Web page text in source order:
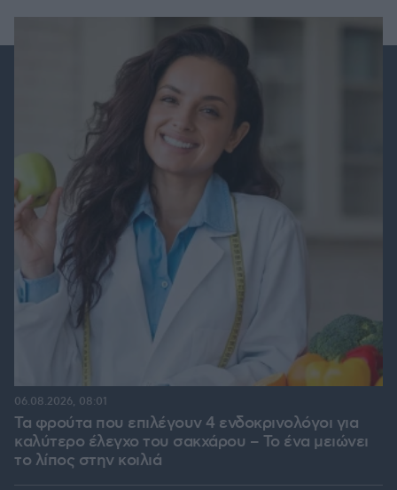
Τα φρούτα που επιλέγουν 4 ενδοκρινολόγοι για
καλύτερο έλεγχο του σακχάρου – Το ένα μειώνει
το λίπος στην κοιλιά
06.08.2026, 08:01